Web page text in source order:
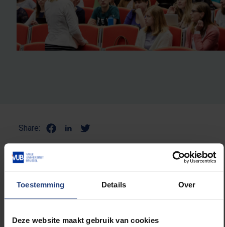
Toestemming Details Over
Deze website maakt gebruik van cookies
Share:
NULL